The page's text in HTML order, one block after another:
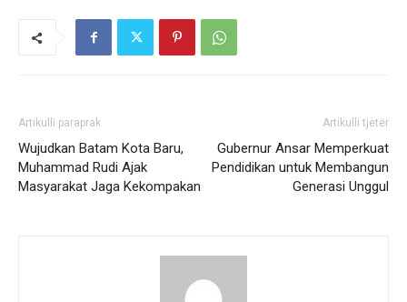
Artikulli paraprak
Wujudkan Batam Kota Baru,
Muhammad Rudi Ajak
Masyarakat Jaga Kekompakan
Artikulli tjetër
Gubernur Ansar Memperkuat
Pendidikan untuk Membangun
Generasi Unggul